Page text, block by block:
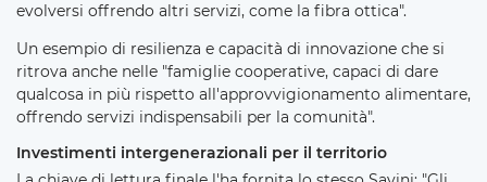
evolversi offrendo altri servizi, come la fibra ottica".
Un esempio di resilienza e capacità di innovazione che si
ritrova anche nelle "famiglie cooperative, capaci di dare
qualcosa in più rispetto all'approvvigionamento alimentare,
offrendo servizi indispensabili per la comunità".
Investimenti intergenerazionali per il territorio